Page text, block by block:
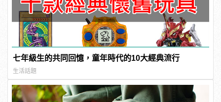
七年級生的共同回憶，童年時代的10大經典流行
生活話題